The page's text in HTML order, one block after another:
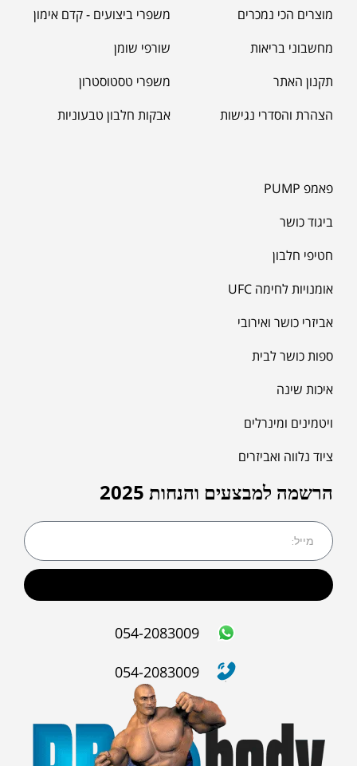
מוצרים הכי נמכרים
מחשבוני בריאות
תקנון האתר
הצהרת והסדרי נגישות
משפרי ביצועים - קדם אימון
שורפי שומן
משפרי טסטוסטרון
אבקות חלבון טבעוניות
פאמפ PUMP
ביגוד כושר
חטיפי חלבון
אומנויות לחימה UFC
אביזרי כושר ואירובי
ספות כושר לבית
איכות שינה
ויטמינים ומינרלים
ציוד נלווה ואביזרים
הרשמה למבצעים והנחות 2025
054-2083009
054-2083009